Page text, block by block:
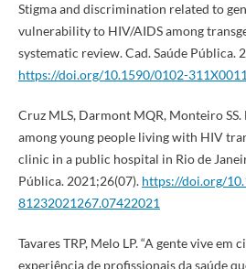
Stigma and discrimination related to
vulnerability to HIV/AIDS among
systematic review. Cad. Saúde Pública.
https://doi.org/10.1590/0102-
Cruz MLS, Darmont MQR, Monteiro
among young people living with HIV
clinic in a public hospital in Rio de
Pública. 2021;26(07). https://doi.org/
81232021267.07422021
Tavares TRP, Melo LP. “A gente vive em
experiência de profissionais da saúde